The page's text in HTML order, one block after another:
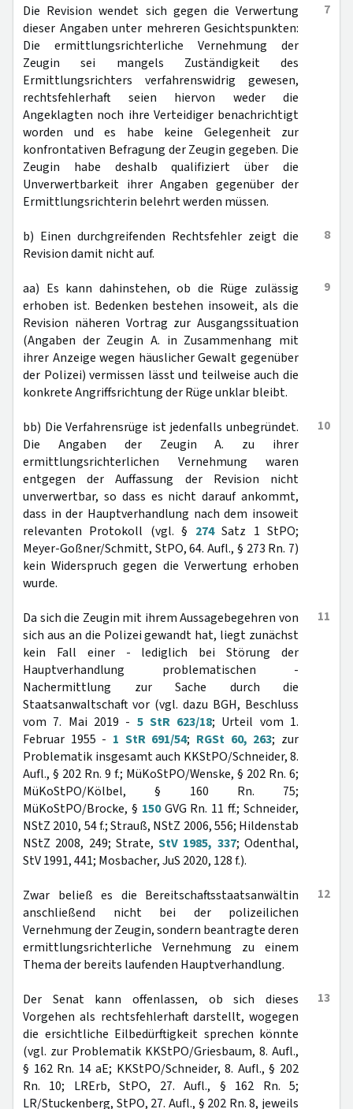
7
Die Revision wendet sich gegen die Verwertung
dieser Angaben unter mehreren Gesichtspunkten:
Die ermittlungsrichterliche Vernehmung der
Zeugin sei mangels Zuständigkeit des
Ermittlungsrichters verfahrenswidrig gewesen,
rechtsfehlerhaft seien hiervon weder die
Angeklagten noch ihre Verteidiger benachrichtigt
worden und es habe keine Gelegenheit zur
konfrontativen Befragung der Zeugin gegeben. Die
Zeugin habe deshalb qualifiziert über die
Unverwertbarkeit ihrer Angaben gegenüber der
Ermittlungsrichterin belehrt werden müssen.
8
b) Einen durchgreifenden Rechtsfehler zeigt die
Revision damit nicht auf.
9
aa) Es kann dahinstehen, ob die Rüge zulässig
erhoben ist. Bedenken bestehen insoweit, als die
Revision näheren Vortrag zur Ausgangssituation
(Angaben der Zeugin A. in Zusammenhang mit
ihrer Anzeige wegen häuslicher Gewalt gegenüber
der Polizei) vermissen lässt und teilweise auch die
konkrete Angriffsrichtung der Rüge unklar bleibt.
10
bb) Die Verfahrensrüge ist jedenfalls unbegründet.
Die Angaben der Zeugin A. zu ihrer
ermittlungsrichterlichen Vernehmung waren
entgegen der Auffassung der Revision nicht
unverwertbar, so dass es nicht darauf ankommt,
dass in der Hauptverhandlung nach dem insoweit
relevanten Protokoll (vgl. § 274Satz 1 StPO;
Meyer-Goßner/Schmitt, StPO, 64. Aufl., § 273 Rn. 7)
kein Widerspruch gegen die Verwertung erhoben
wurde.
11
Da sich die Zeugin mit ihrem Aussagebegehren von
sich aus an die Polizei gewandt hat, liegt zunächst
kein Fall einer - lediglich bei Störung der
Hauptverhandlung problematischen -
Nachermittlung zur Sache durch die
Staatsanwaltschaft vor (vgl. dazu BGH, Beschluss
vom 7. Mai 2019 - 5 StR 623/18; Urteil vom 1.
Februar 1955 - 1 StR 691/54; RGSt 60, 263; zur
Problematik insgesamt auch KKStPO/Schneider, 8.
Aufl., § 202 Rn. 9 f.; MüKoStPO/Wenske, § 202 Rn. 6;
MüKoStPO/Kölbel, § 160 Rn. 75;
MüKoStPO/Brocke, § 150GVG Rn. 11 ff.; Schneider,
NStZ 2010, 54 f.; Strauß, NStZ 2006, 556; Hildenstab
NStZ 2008, 249; Strate,StV 1985, 337; Odenthal,
StV 1991, 441; Mosbacher, JuS 2020, 128 f.).
12
Zwar beließ es die Bereitschaftsstaatsanwältin
anschließend nicht bei der polizeilichen
Vernehmung der Zeugin, sondern beantragte deren
ermittlungsrichterliche Vernehmung zu einem
Thema der bereits laufenden Hauptverhandlung.
13
Der Senat kann offenlassen, ob sich dieses
Vorgehen als rechtsfehlerhaft darstellt, wogegen
die ersichtliche Eilbedürftigkeit sprechen könnte
(vgl. zur Problematik KKStPO/Griesbaum, 8. Aufl.,
§ 162 Rn. 14 aE; KKStPO/Schneider, 8. Aufl., § 202
Rn. 10; LRErb, StPO, 27. Aufl., § 162 Rn. 5;
LR/Stuckenberg, StPO, 27. Aufl., § 202 Rn. 8, jeweils